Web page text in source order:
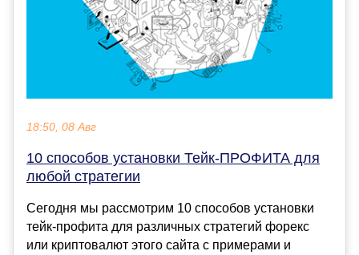
18:50, 08 Авг
10 способов установки Тейк-ПРОФИТА для
любой стратегии
Сегодня мы рассмотрим 10 способов установки
тейк-профита для различных стратегий форекс
или криптовалют этого сайта с примерами и